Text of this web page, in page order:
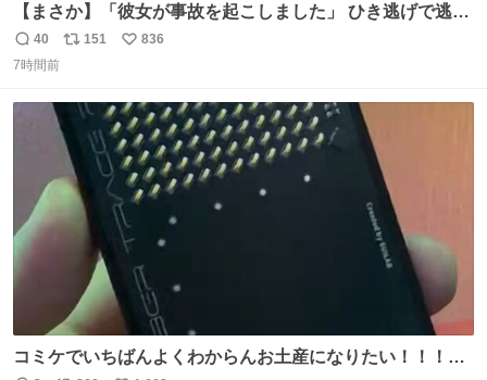
【まさか】「彼女が事故を起こしました」 ひき逃げで逃走
した男、AIの相談履歴で“ウソ発覚” 警察が男のスマホを押
収して解析すると、出頭する前に事故の詳しい状況やどう
かし、AIの回答は「正直に警察に話すように」だった。
返
信
40
リ
数
151
い
数
836
7時間前
コミケでいちばんよくわからんお土産になりたい！！！！